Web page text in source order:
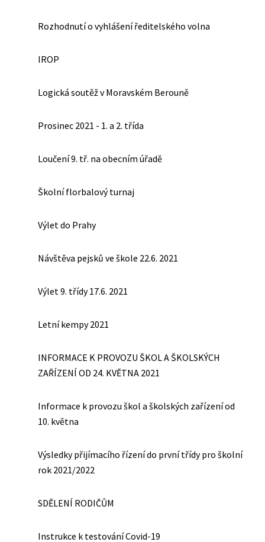
Rozhodnutí o vyhlášení ředitelského volna
IROP
Logická soutěž v Moravském Berouně
Prosinec 2021 - 1. a 2. třída
Loučení 9. tř. na obecním úřadě
Školní florbalový turnaj
Výlet do Prahy
Návštěva pejsků ve škole 22.6. 2021
Výlet 9. třídy 17.6. 2021
Letní kempy 2021
INFORMACE K PROVOZU ŠKOL A ŠKOLSKÝCH
ZAŘÍZENÍ OD 24. KVĚTNA 2021
Informace k provozu škol a školských zařízení od
10. května
Výsledky přijímacího řízení do první třídy pro školní
rok 2021/2022
SDĚLENÍ RODIČŮM
Instrukce k testování Covid-19